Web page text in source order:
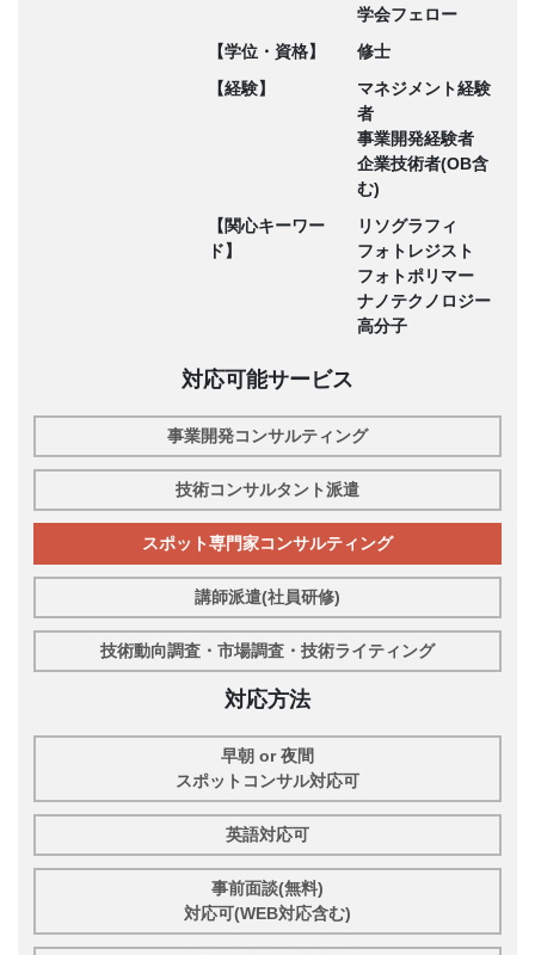
学会フェロー
【学位・資格】
修士
【経験】
マネジメント経験
者
事業開発経験者
企業技術者(OB含
む)
【関心キーワー
ド】
リソグラフィ
フォトレジスト
フォトポリマー
ナノテクノロジー
高分子
対応可能サービス
事業開発コンサルティング
技術コンサルタント派遣
スポット専門家コンサルティング
講師派遣(社員研修)
技術動向調査・市場調査・技術ライティング
対応方法
早朝 or 夜間
スポットコンサル対応可
英語対応可
事前面談(無料)
対応可(WEB対応含む)